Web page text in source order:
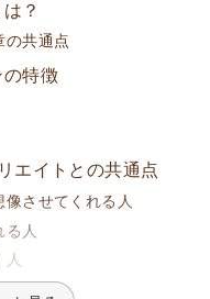
？
の共通点
特徴
エイトとの共通点
させてくれる人
人